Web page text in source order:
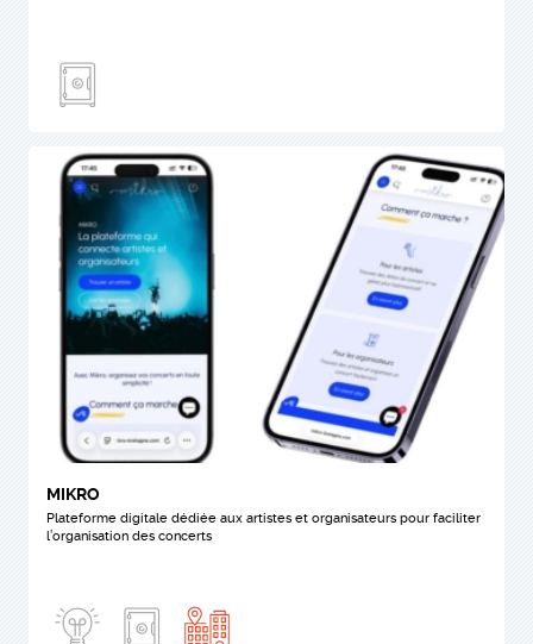
MIKRO
Plateforme digitale dédiée aux artistes et organisateurs pour faciliter
l’organisation des concerts